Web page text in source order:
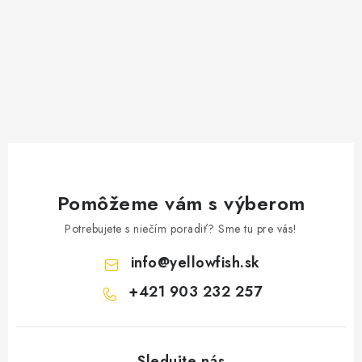
Pomôžeme vám s výberom
Potrebujete s niečím poradiť? Sme tu pre vás!
info@yellowfish.sk
+421 903 232 257